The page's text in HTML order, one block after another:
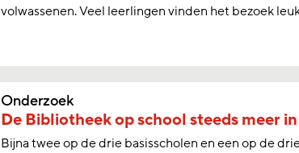
volwassenen. Veel leerlingen vinden het bezoek
Onderzoek
De Bibliotheek op school steeds meer
Bijna twee op de drie basisscholen en een op de